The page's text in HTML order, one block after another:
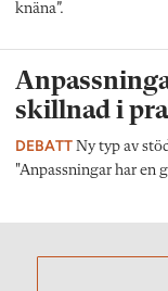
knäna”.
skillnad i
DEBATT Ny typ av
"Anpassningar har en